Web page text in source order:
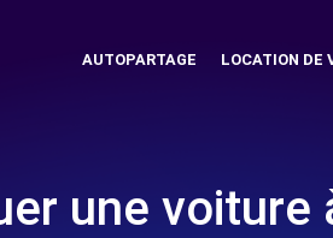
AUTOPARTAGE LOCATION DE
une voiture